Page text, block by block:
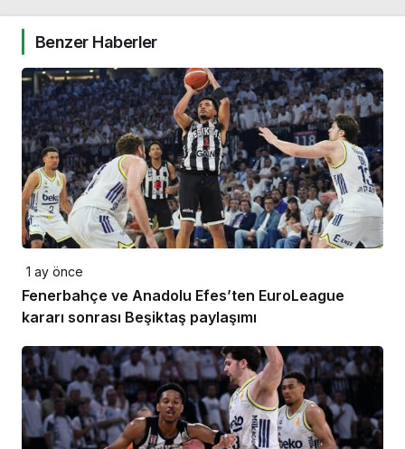
Benzer Haberler
1 ay önce
Fenerbahçe ve Anadolu Efes’ten EuroLeague
kararı sonrası Beşiktaş paylaşımı